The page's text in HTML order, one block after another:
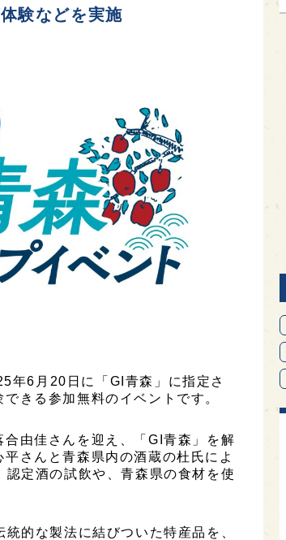
験などを実施
年6月20日に「GI青森」に指定さ
きる参加無料のイベントです。
由佳さんを迎え、「GI青森」を解
さんと青森県内の酒蔵の杜氏によ
定酒の試飲や、青森県の食材を使
的な製法に結びついた特産品を、